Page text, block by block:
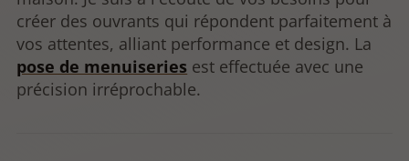
créer des ouvrants qui répondent parfaitement à
vos attentes, alliant performance et design. La
pose de menuiseries est effectuée avec une
précision irréprochable.